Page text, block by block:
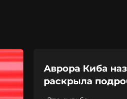
Аврора Киба
раскрыла